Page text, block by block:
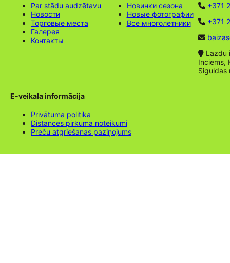
Par stādu audzētavu
Новости
Торговые места
Галерея
Контакты
Новинки сезона
Новые фотографии
Все многолетники
+371
+371
Lazdu
Inciems,
Siguldas
E-veikala informācija
Privātuma politika
Distances pirkuma noteikumi
Preču atgriešanas paziņojums